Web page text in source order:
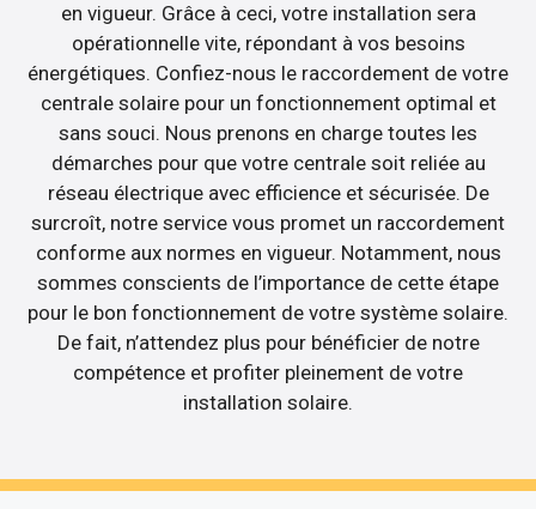
en vigueur. Grâce à ceci, votre installation sera
opérationnelle vite, répondant à vos besoins
énergétiques. Confiez-nous le raccordement de votre
centrale solaire pour un fonctionnement optimal et
sans souci. Nous prenons en charge toutes les
démarches pour que votre centrale soit reliée au
réseau électrique avec efficience et sécurisée. De
surcroît, notre service vous promet un raccordement
conforme aux normes en vigueur. Notamment, nous
sommes conscients de l’importance de cette étape
pour le bon fonctionnement de votre système solaire.
De fait, n’attendez plus pour bénéficier de notre
compétence et profiter pleinement de votre
installation solaire.